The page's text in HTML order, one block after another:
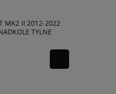
MK2 II 2012-2022
TYLNE